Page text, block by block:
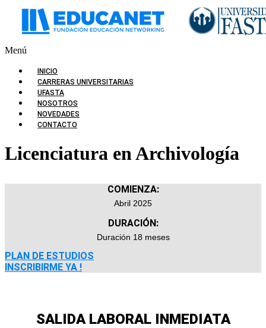
Menú
INICIO
CARRERAS UNIVERSITARIAS
UFASTA
NOSOTROS
NOVEDADES
CONTACTO
Licenciatura en Archivología
COMIENZA:
Abril 2025
DURACIÓN:
Duración 18 meses
PLAN DE ESTUDIOS
INSCRIBIRME YA !
SALIDA LABORAL INMEDIATA